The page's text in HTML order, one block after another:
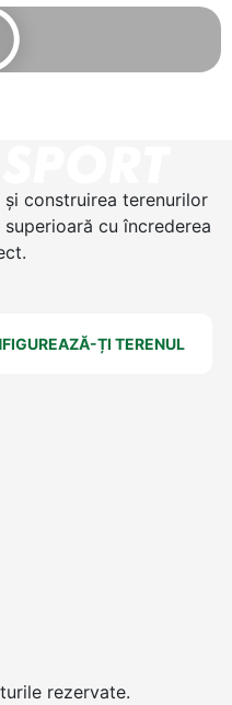
construirea terenurilor
cu încrederea
ȚI TERENUL
rezervate.